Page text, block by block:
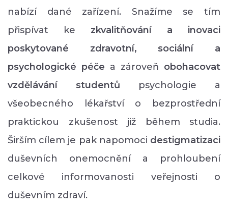
nabízí dané zařízení. Snažíme se tím
přispívat ke zkvalitňování a inovaci
poskytované zdravotní, sociální a
psychologické péče a zároveň obohacovat
vzdělávání studentů psychologie a
všeobecného lékařství o bezprostřední
praktickou zkušenost již během studia.
Širším cílem je pak napomoci destigmatizaci
duševních onemocnění a prohloubení
celkové informovanosti veřejnosti o
duševním zdraví.